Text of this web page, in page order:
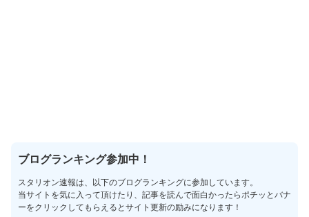
ブログランキング参加中！
スタリオン速報は、以下のブログランキングに参加しています。
当サイトを気に入って頂けたり、記事を読んで面白かったらポチッとバナ
ーをクリックしてもらえるとサイト更新の励みになります！